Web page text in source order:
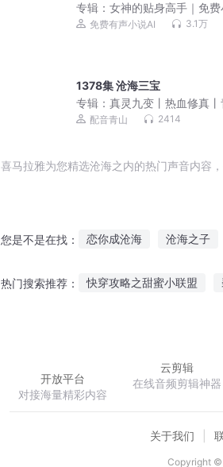
专辑： 女神的贴身高手｜免
听｜美女爽文
免费有声小说AI 3.1万
1378集 沧海三宝
专辑： 真灵九变丨热血修真
多人有声剧
配音青山 2414
喜马拉雅为您精选沧海之内的热门声音内容
您是不是在找： 恋你成沧海 沧海之子
热门搜索推荐： 快穿攻略之甜蜜小联盟
开放平台
对接海量精彩内容
云剪辑
在线音频剪辑神器
关于我们
Copyright